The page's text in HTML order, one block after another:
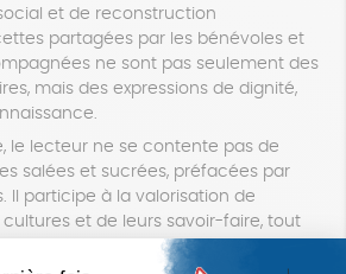
et de reconstruction
partagées par les bénévoles et
ne sont pas seulement des
mais des expressions de dignité,
le lecteur ne se contente pas de
salées et sucrées, préfacées par
Il participe à la valorisation de
cultures et de leurs savoir-faire, tout
qui place l’humain, la dignité